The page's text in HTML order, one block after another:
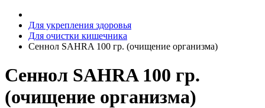
Для укрепления здоровья
Для очистки кишечника
Сеннол SAHRA 100 гр. (очищение организма)
Сеннол SAHRA 100 гр.
(очищение организма)